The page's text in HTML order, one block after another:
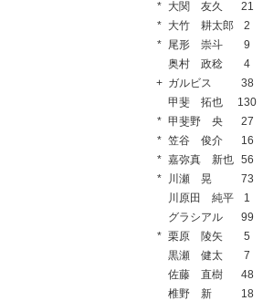
* 大関 友久 21
* 大竹 耕太郎 2
* 尾形 崇斗 9
奥村 政稔
4
+ ガルビス 38
甲斐 拓也
130
* 甲斐野 央 27
* 笠谷 俊介 16
* 嘉弥真 新也 56
*
川瀬 晃 73
川原田 純平
1
グラシアル
99
* 栗原 陵矢 5
黒瀬 健太
7
佐藤 直樹
48
椎野 新
18